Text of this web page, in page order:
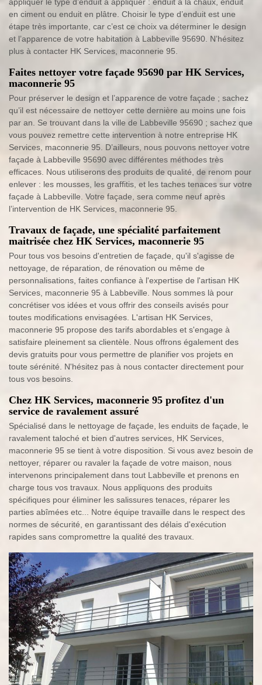
appliquer le type d’enduit à appliquer : enduit à la chaux, enduit
en ciment ou enduit en plâtre. Choisir le type d’enduit est une
étape très importante, car c’est ce choix va déterminer le design
et l’apparence de votre habitation à Labbeville 95690. N’hésitez
plus à contacter HK Services, maconnerie 95.
Faites nettoyer votre façade 95690 par HK Services,
maconnerie 95
Pour préserver le design et l’apparence de votre façade ; sachez
qu’il est nécessaire de nettoyer cette dernière au moins une fois
par an. Se trouvant dans la ville de Labbeville 95690 ; sachez que
vous pouvez remettre cette intervention à notre entreprise HK
Services, maconnerie 95. D’ailleurs, nous pouvons nettoyer votre
façade à Labbeville 95690 avec différentes méthodes très
efficaces. Nous utiliserons des produits de qualité, de renom pour
enlever : les mousses, les graffitis, et les taches tenaces sur votre
façade à Labbeville. Votre façade, sera comme neuf après
l’intervention de HK Services, maconnerie 95.
Travaux de façade, une spécialité parfaitement
maitrisée chez HK Services, maconnerie 95
Pour tous vos besoins d'entretien de façade, qu'il s'agisse de
nettoyage, de réparation, de rénovation ou même de
personnalisations, faites confiance à l'expertise de l'artisan HK
Services, maconnerie 95 à Labbeville. Nous sommes là pour
concrétiser vos idées et vous offrir des conseils avisés pour
toutes modifications envisagées. L'artisan HK Services,
maconnerie 95 propose des tarifs abordables et s'engage à
satisfaire pleinement sa clientèle. Nous offrons également des
devis gratuits pour vous permettre de planifier vos projets en
toute sérénité. N'hésitez pas à nous contacter directement pour
tous vos besoins.
Chez HK Services, maconnerie 95 profitez d'un
service de ravalement assuré
Spécialisé dans le nettoyage de façade, les enduits de façade, le
ravalement taloché et bien d'autres services, HK Services,
maconnerie 95 se tient à votre disposition. Si vous avez besoin de
nettoyer, réparer ou ravaler la façade de votre maison, nous
intervenons principalement dans tout Labbeville et prenons en
charge tous vos travaux. Nous appliquons des produits
spécifiques pour éliminer les salissures tenaces, réparer les
parties abîmées etc... Notre équipe travaille dans le respect des
normes de sécurité, en garantissant des délais d'exécution
rapides sans compromettre la qualité des travaux.